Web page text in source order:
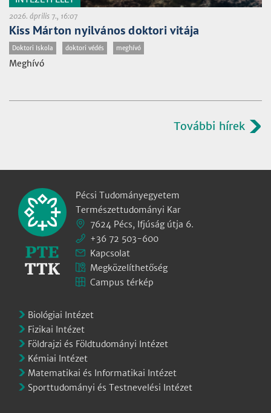
2026. április 7., 16:07
Kiss Márton nyilvános doktori vitája
Doktori Iskola doktori védés meghívó
Meghívó
További hírek
Pécsi Tudományegyetem
Természettudományi Kar
7624 Pécs, Ifjúság útja 6.
+36 72 503-600
Kapcsolat
Megközelíthetőség
Campus térkép
Biológiai Intézet
Fizikai Intézet
Földrajzi és Földtudományi Intézet
Kémiai Intézet
Matematikai és Informatikai Intézet
Sporttudományi és Testnevelési Intézet